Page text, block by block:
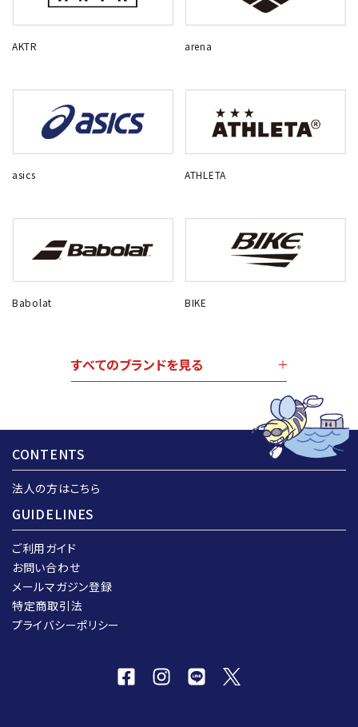
AKTR arena
asics ATHLETA
Babolat BIKE
すべてのブランドを見る
CONTENTS
法人の方はこちら
GUIDELINES
ご利用ガイド
お問い合わせ
メールマガジン登録
特定商取引法
プライバシーポリシー